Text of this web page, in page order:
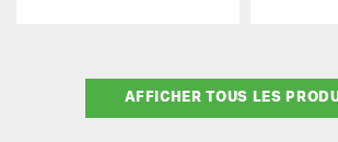
AFFICHER TOUS LES